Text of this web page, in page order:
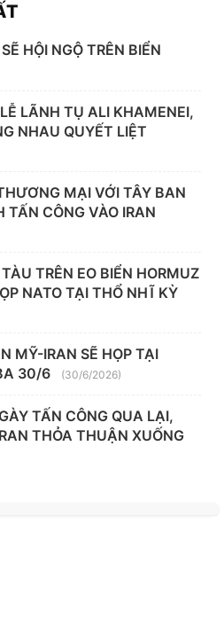
HỘI NGỘ TRÊN BIỂN
LÃNH TỤ ALI KHAMENEI,
NHAU QUYẾT LIỆT
MẠI VỚI TÂY BAN
TẤN CÔNG VÀO IRAN
TRÊN EO BIỂN HORMUZ
NATO TẠI THỔ NHĨ KỲ
MỸ-IRAN SẼ HỌP TẠI
30/6
(30/6/2026)
TẤN CÔNG QUA LẠI,
THỎA THUẬN XUỐNG